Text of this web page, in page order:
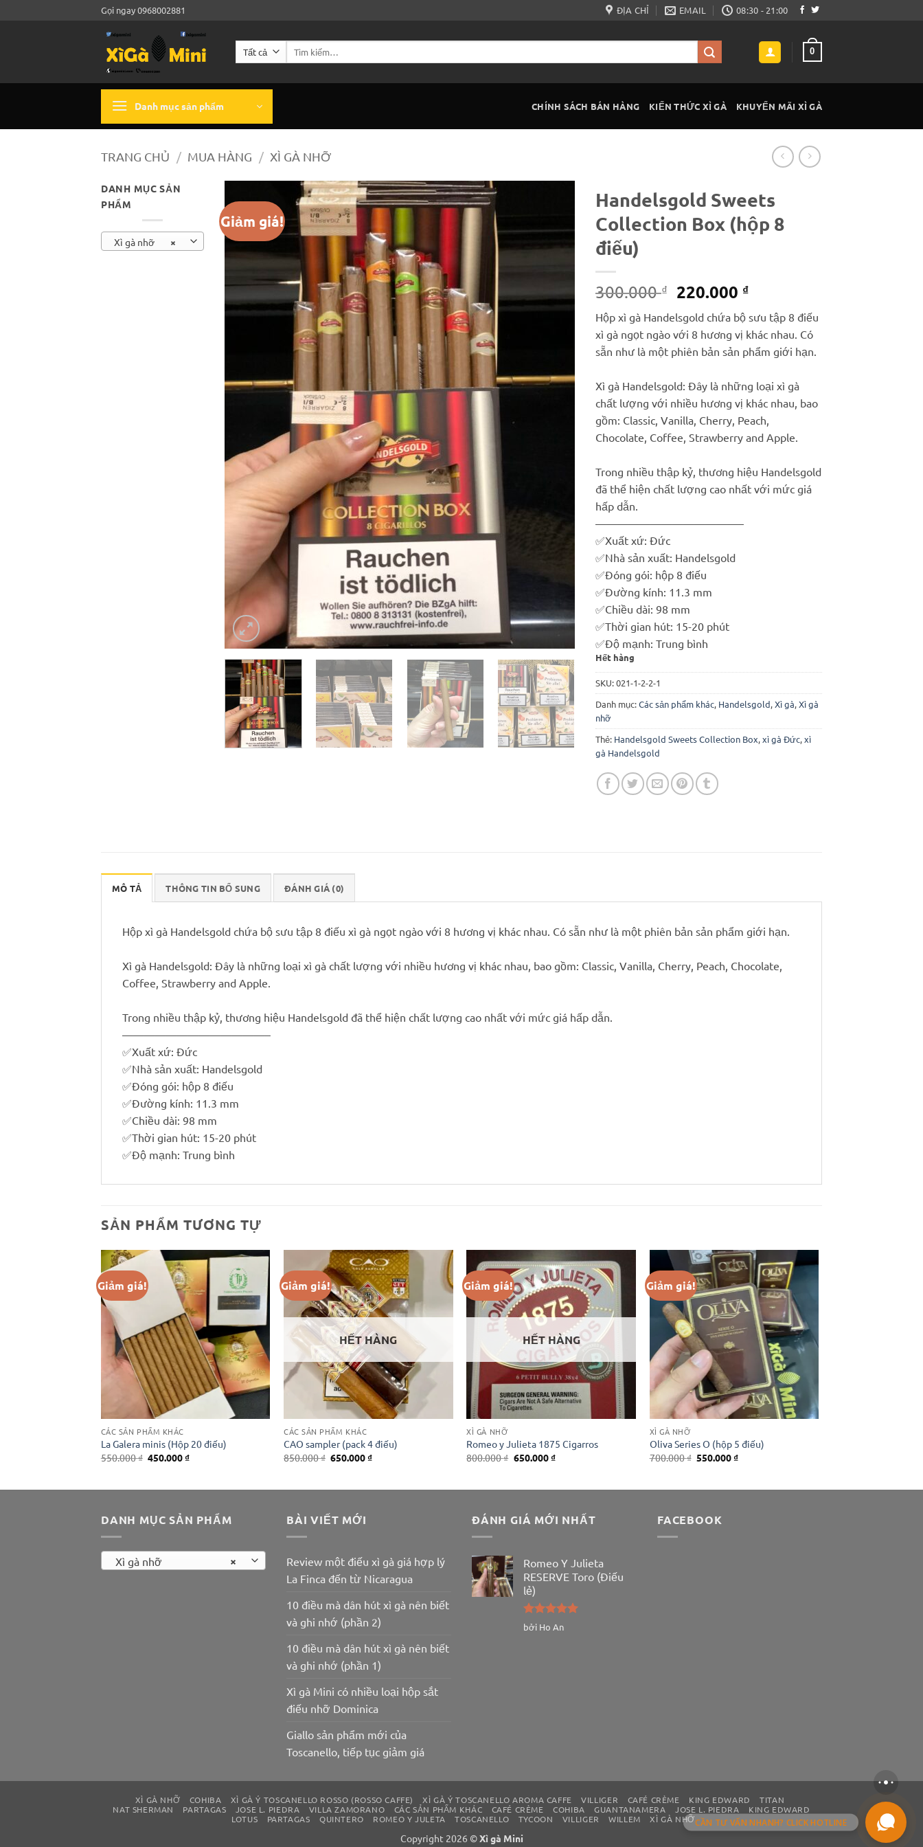
Gọi ngay 0968002881 ĐỊA CHỈ EMAIL 08:30 - 21:00
kiếm:
0
Danh mục sản phẩm CHÍNH SÁCH BÁN HÀNG KIẾN THỨC XÌ GÀ KHUYẾN MÃI XÌ GÀ
TRANG CHỦ / MUA HÀNG / XÌ GÀ NHỠ
DANH MỤC SẢN
PHẨM
×
Xì gà nhỡ
Giảm giá!
Handelsgold Sweets
Collection Box (hộp 8
điếu)
300.000₫ Giá
là:
300.000 ₫.
220.000 ₫Giá
hiện
tại
là:
220.000 ₫.
Hộp xì gà Handelsgold chứa bộ sưu tập 8 điếu
xì gà ngọt ngào với 8 hương vị khác nhau. Có
sẵn như là một phiên bản sản phẩm giới hạn.
Xì gà Handelsgold: Đây là những loại xì gà
chất lượng với nhiều hương vị khác nhau, bao
gồm: Classic, Vanilla, Cherry, Peach,
Chocolate, Coffee, Strawberry and Apple.
Trong nhiều thập kỷ, thương hiệu Handelsgold
đã thể hiện chất lượng cao nhất với mức giá
hấp dẫn.
—————————————–
✅Xuất xứ: Đức
✅Nhà sản xuất: Handelsgold
✅Đóng gói: hộp 8 điếu
✅Đường kính: 11.3 mm
✅Chiều dài: 98 mm
✅Thời gian hút: 15-20 phút
✅Độ mạnh: Trung bình
Hết hàng
SKU:021-1-2-2-1
Danh mục:Các sản phẩm khác, Handelsgold,Xì gà,Xì gà
nhỡ
Thẻ: Handelsgold Sweets Collection Box,xì gà Đức,xì
gà Handelsgold
MÔ TẢ THÔNG TIN BỔ SUNG ĐÁNH GIÁ (0)
Hộp xì gà Handelsgold chứa bộ sưu tập 8 điếu xì gà ngọt ngào với 8 hương vị khác nhau. Có sẵn như là một phiên bản sản phẩm giới hạn.
Xì gà Handelsgold: Đây là những loại xì gà chất lượng với nhiều hương vị khác nhau, bao gồm: Classic, Vanilla, Cherry, Peach, Chocolate,
Coffee, Strawberry and Apple.
Trong nhiều thập kỷ, thương hiệu Handelsgold đã thể hiện chất lượng cao nhất với mức giá hấp dẫn.
—————————————–
✅Xuất xứ: Đức
✅Nhà sản xuất: Handelsgold
✅Đóng gói: hộp 8 điếu
✅Đường kính: 11.3 mm
✅Chiều dài: 98 mm
✅Thời gian hút: 15-20 phút
✅Độ mạnh: Trung bình
SẢN PHẨM TƯƠNG TỰ
Giảm giá!
CÁC SẢN PHẨM KHÁC
La Galera minis (Hộp 20 điếu)
550.000₫ Giá
450.000₫Giá
Giảm giá!
HẾT HÀNG
CÁC SẢN PHẨM KHÁC
CAO sampler (pack 4 điếu)
850.000₫ Giá
650.000₫Giá
Giảm giá!
HẾT HÀNG
XÌ GÀ NHỠ
Romeo y Julieta 1875 Cigarros
800.000₫ Giá
650.000₫Giá
Giảm giá!
XÌ GÀ NHỠ
Oliva Series O (hộp 5 điếu)
700.000₫ Giá
550.000₫Giá
DANH MỤC SẢN PHẨM
×
Xì gà nhỡ
BÀI VIẾT MỚI
Review một điếu xì gà giá hợp lý
La Finca đến từ Nicaragua
10 điều mà dân hút xì gà nên biết
và ghi nhớ (phần 2)
10 điều mà dân hút xì gà nên biết
và ghi nhớ (phần 1)
Xì gà Mini có nhiều loại hộp sắt
điếu nhỡ Dominica
Giallo sản phẩm mới của
Toscanello, tiếp tục giảm giá
ĐÁNH GIÁ MỚI NHẤT
Romeo Y Julieta
RESERVE Toro (Điếu
lẻ)
Được xếp
bởi Ho An
FACEBOOK
XÌ GÀ NHỠ COHIBA XÌ GÀ Ý TOSCANELLO ROSSO (ROSSO CAFFE) XÌ GÀ Ý TOSCANELLO AROMA CAFFE VILLIGER CAFÉ CRÈME KING EDWARD
TITAN
NAT SHERMAN
PARTAGAS JOSE L. PIEDRA VILLA ZAMORANO CÁC SẢN PHẨM KHÁC CAFÉ CRÈME COHIBA GUANTANAMERA JOSE L. PIEDRA
KING EDWARD
LOTUS
PARTAGAS QUINTERO ROMEO Y JULETA TOSCANELLO TYCOON VILLIGER WILLEM XÌ GÀ NHỠ
Copyright 2026 ©Xì gà Mini
CẦN TƯ VẤN NHANH? CLICK HOTLINE